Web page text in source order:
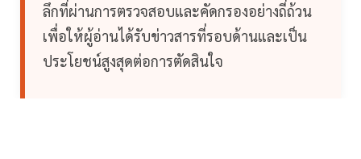
ลึกที่ผ่านการตรวจสอบและคัดกรองอย่างถี่ถ้วน
เพื่อให้ผู้อ่านได้รับข่าวสารที่รอบด้านและเป็น
ประโยชน์สูงสุดต่อการตัดสินใจ